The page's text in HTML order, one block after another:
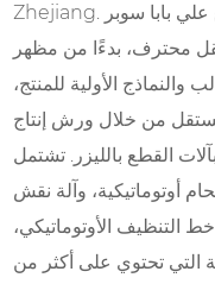
محترف، بدءًا من مظهر
والنماذج الأولية للمنتج،
من خلال ورش إنتاج
ومجهزة بآلات القطع بالليزر. تشتمل
أوتوماتيكية، وآلة نقش
التنظيف الأوتوماتيكي،
التي تحتوي على أكثر من